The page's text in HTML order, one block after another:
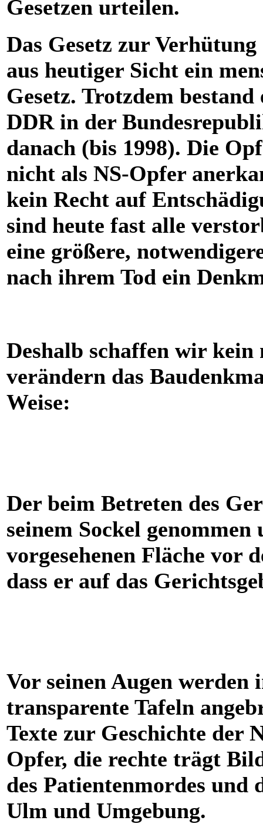
Gesetzen urteilen.
Das Gesetz zur
aus heutiger Sicht ein
Gesetz. Trotzdem
DDR in der
danach (bis 1998). Die
nicht als NS-Opfer
kein Recht auf
sind heute fast alle
eine größere,
nach ihrem Tod ein
Deshalb schaffen wir kein
verändern das
Weise:
Der beim Betreten des
seinem Sockel
vorgesehenen Fläche vor
dass er auf das
Vor seinen Augen werden
transparente Tafeln
Texte zur Geschichte der
Opfer, die rechte trägt
des Patientenmordes und
Ulm und Umgebung.